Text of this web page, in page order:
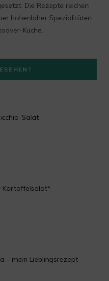
m
Die Rezepte reichen
hohenloher Spezialitäten
Küche.